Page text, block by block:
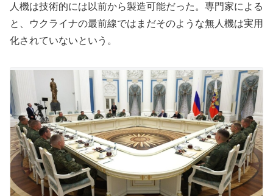
人機は技術的には以前から製造可能だった。専門家による
と、ウクライナの最前線ではまだそのような無人機は実用
化されていないという。